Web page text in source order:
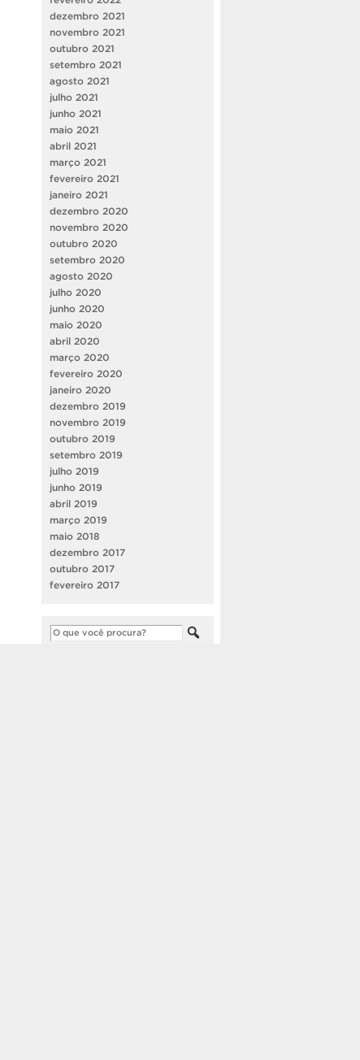
dezembro 2021
novembro 2021
outubro 2021
setembro 2021
agosto 2021
julho 2021
junho 2021
maio 2021
abril 2021
março 2021
fevereiro 2021
janeiro 2021
dezembro 2020
novembro 2020
outubro 2020
setembro 2020
agosto 2020
julho 2020
junho 2020
maio 2020
abril 2020
março 2020
fevereiro 2020
janeiro 2020
dezembro 2019
novembro 2019
outubro 2019
setembro 2019
julho 2019
junho 2019
abril 2019
março 2019
maio 2018
dezembro 2017
outubro 2017
fevereiro 2017